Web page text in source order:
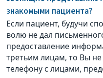
знакомыми пациента?
Если пациент, будучи
волю не дал
предоставление
третьим лицам, то Вы
телефону с лицами,